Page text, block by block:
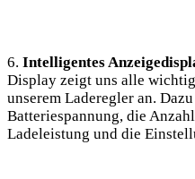
6. Intelligentes‍
Display zeigt ‌uns alle
unserem ⁢Laderegler an.
Batteriespannung, die
Ladeleistung und die